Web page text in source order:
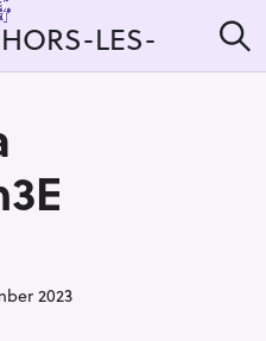
LES-
e
2023